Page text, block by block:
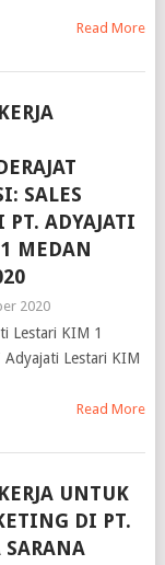
SALES
ADYAJATI
MEDAN
2020
Lestari KIM 1
Lestari KIM
DI PT.
SARANA